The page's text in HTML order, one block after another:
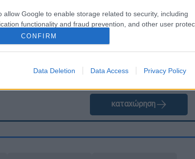
allow Google to enable storage related to security, including
functionality and fraud prevention, and other user
CONFIRM
Data Deletion Data Access Privacy Policy
καταχώρηση